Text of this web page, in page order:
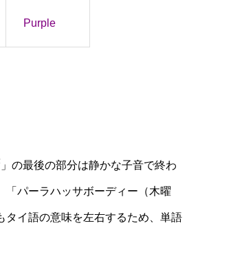
Purple
の最後の部分は静かな子音で終わ
「パーラハッサボーディー（木曜
タイ語の意味を左右するため、単語